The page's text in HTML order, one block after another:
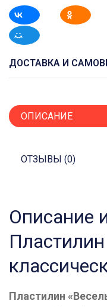
ДОСТАВКА И
ОПИСАНИЕ
ОТЗЫВЫ (0)
Описание
Пластилин